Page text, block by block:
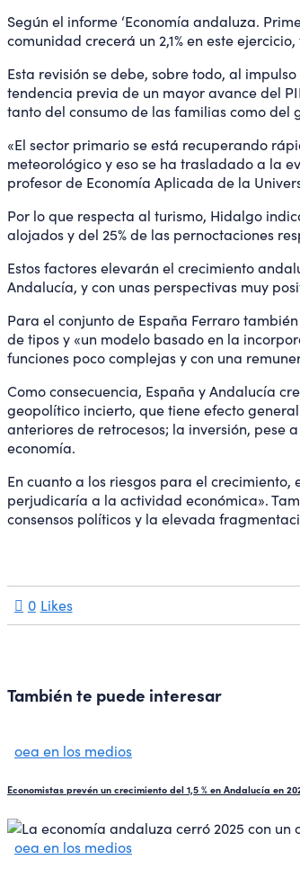
Según el informe ‘Economía andaluza.
comunidad crecerá un 2,1% en este
Esta revisión se debe, sobre todo, al
tendencia previa de un mayor avance del
tanto del consumo de las familias como del
«El sector primario se está recuperando
meteorológico y eso se ha trasladado a la
profesor de Economía Aplicada de la
Por lo que respecta al turismo, Hidalgo
alojados y del 25% de las pernoctaciones
Estos factores elevarán el crecimiento
Andalucía, y con unas perspectivas muy
Para el conjunto de España Ferraro
de tipos y «un modelo basado en la
funciones poco complejas y con una
Como consecuencia, España y Andalucía
geopolítico incierto, que tiene efecto
anteriores de retrocesos; la inversión, pese
economía.
En cuanto a los riesgos para el
perjudicaría a la actividad económica».
consensos políticos y la elevada
0 Likes
También te puede interesar
oea en los medios
Economistas prevén un crecimiento del 1,5 % en Andalucía en
oea en los medios